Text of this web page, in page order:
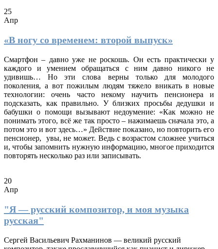
25
Апр
«В ногу со временем: второй выпуск»
Смартфон – давно уже не роскошь. Он есть практически у
каждого и умением обращаться с ним давно никого не
удивишь… Но эти слова верны только для молодого
поколения, а вот пожилым людям тяжело вникать в новые
технологии: очень часто некому научить пенсионера и
подсказать, как правильно. У близких просьбы дедушки и
бабушки о помощи вызывают недоумение: «Как можно не
понимать этого, всё же так просто – нажимаешь сначала это, а
потом это и вот здесь…» Действие показано, но повторить его
пенсионер, увы, не может. Ведь с возрастом сложнее учиться
и, чтобы запомнить нужную информацию, многое приходится
повторять несколько раз или записывать.
20
Апр
"Я — русский композитор, и моя музыка
русская"
Сергей Васильевич Рахманинов — великий русский